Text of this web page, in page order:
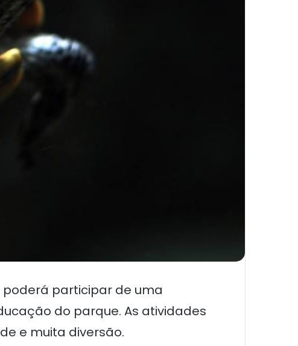
poderá participar de uma
do parque. As atividades
e muita diversão.